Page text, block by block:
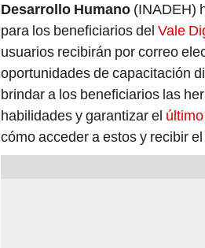
Desarrollo Humano (INADEH)
para los beneficiarios del Vale
usuarios recibirán por correo
oportunidades de capacitación
brindar a los beneficiarios las
habilidades y garantizar el
cómo acceder a estos y recibir